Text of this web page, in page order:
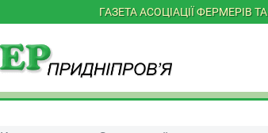
ГАЗЕТА АСОЦІАЦІЇ ФЕРМЕРІВ